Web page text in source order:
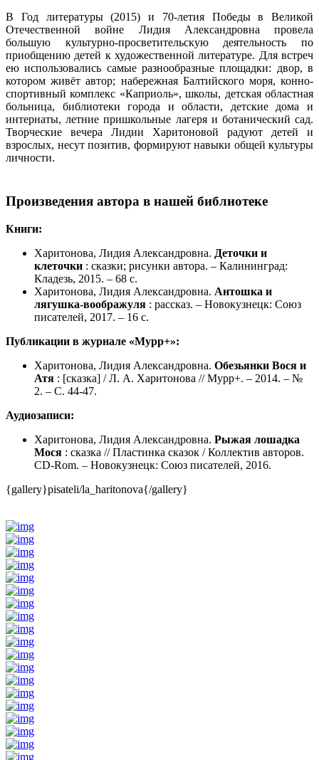
В Год литературы (2015) и 70-летия Победы в Великой
Отечественной войне Лидия Александровна провела
большую культурно-просветительскую деятельность по
приобщению детей к художественной литературе. Для встреч
ею использовались самые разнообразные площадки: двор, в
котором живёт автор; набережная Балтийского моря, конно-
спортивный комплекс «Каприоль», школы, детская областная
больница, библиотеки города и области, детские дома и
интернаты, летние пришкольные лагеря и ботанический сад.
Творческие вечера Лидии Харитоновой радуют детей и
взрослых, несут позитив, формируют навыки общей культуры
личности.
Произведения автора в нашей библиотеке
Книги:
Харитонова, Лидия Александровна. Деточки и
клеточки : сказки; рисунки автора. – Калининград:
Кладезь, 2015. – 68 с.
Харитонова, Лидия Александровна. Антошка и
лягушка-воображуля : рассказ. – Новокузнецк: Союз
писателей, 2017. – 16 с.
Публикации в журнале «Мурр+»:
Харитонова, Лидия Александровна. Обезьянки Вося и
Атя : [сказка] / Л. А. Харитонова // Мурр+. – 2014. – №
2. – С. 44-47.
Аудиозаписи:
Харитонова, Лидия Александровна. Рыжая лошадка
Мося : сказка // Пластинка сказок / Коллектив авторов.
CD-Rom. – Новокузнецк: Союз писателей, 2016.
{gallery}pisateli/la_haritonova{/gallery}